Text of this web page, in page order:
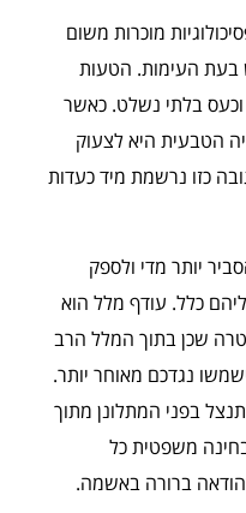
מוכרות משום
בעת העימות. הטעות
וכעס בלתי נשלט. כאשר
הטבעית היא לצעוק
כזו נרשמת מיד כעדות
יותר מדי ולספק
כלל. עודף מלל הוא
שכן בתוך המלל הרב
נגדכם מאוחר יותר.
בפני המתלונן מתוך
משפטית כל
ברורה באשמה.